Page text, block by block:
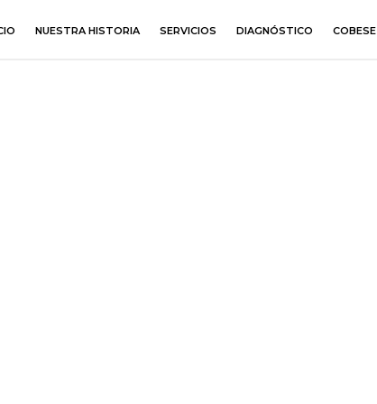
NUESTRA HISTORIA SERVICIOS DIAGNÓSTICO COBESE